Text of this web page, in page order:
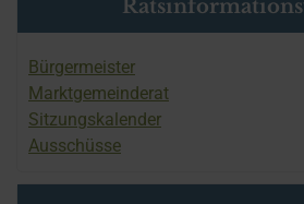
Bürgermeister
Marktgemeinderat
Sitzungskalender
Ausschüsse